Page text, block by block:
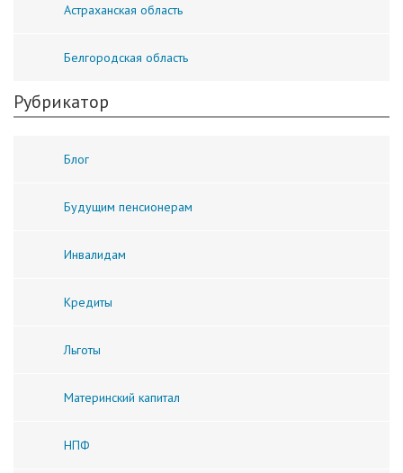
Астраханская область
Белгородская область
Рубрикатор
Блог
Будущим пенсионерам
Инвалидам
Кредиты
Льготы
Материнский капитал
НПФ